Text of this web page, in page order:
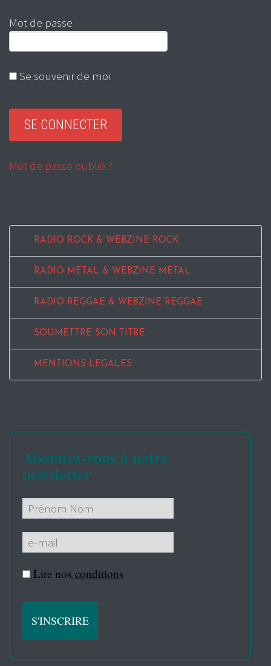
Mot de passe
Se souvenir de moi
Mot de passe oublié ?
RADIO ROCK & WEBZINE ROCK
RADIO METAL & WEBZINE METAL
RADIO REGGAE & WEBZINE REGGAE
SOUMETTRE SON TITRE
MENTIONS LEGALES
Abonnez-vous à notre
newsletter
Lire nos conditions